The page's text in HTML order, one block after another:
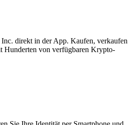
Inc. direkt in der App. Kaufen, verkaufen
Hunderten von verfügbaren Krypto-